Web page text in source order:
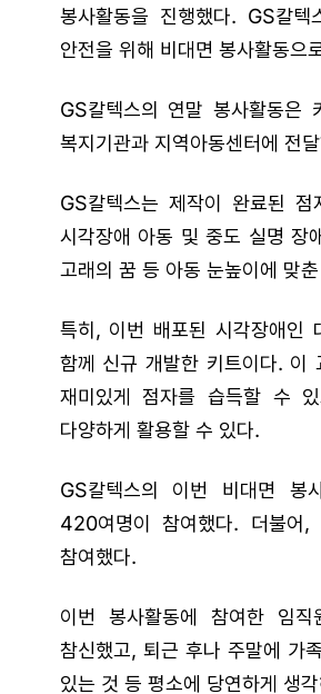
봉사활동을 진행했다. GS칼
안전을 위해 비대면 봉사활동으
GS칼텍스의 연말 봉사활동은
복지기관과 지역아동센터에 전
GS칼텍스는 제작이 완료된
시각장애 아동 및 중도 실명 장
고래의 꿈 등 아동 눈높이에 맞
특히, 이번 배포된 시각장애인
함께 신규 개발한 키트이다. 이
재미있게 점자를 습득할 수
다양하게 활용할 수 있다.
GS칼텍스의 이번 비대면 봉
420여명이 참여했다. 더불어
참여했다.
이번 봉사활동에 참여한 임
참신했고, 퇴근 후나 주말에 가
있는 것 등 평소에 당연하게 생